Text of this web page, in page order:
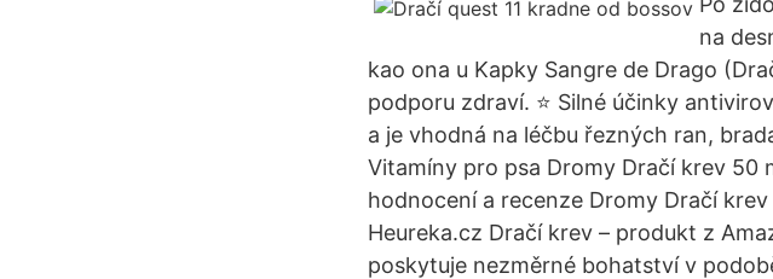
na
kao ona u Kapky Sangre de Drago
podporu zdraví. ⭐ Silné účinky
a je vhodná na léčbu řezných ran,
Vitamíny pro psa Dromy Dračí krev
hodnocení a recenze Dromy Dračí
Heureka.cz Dračí krev – produkt z
poskytuje nezměrné bohatství v